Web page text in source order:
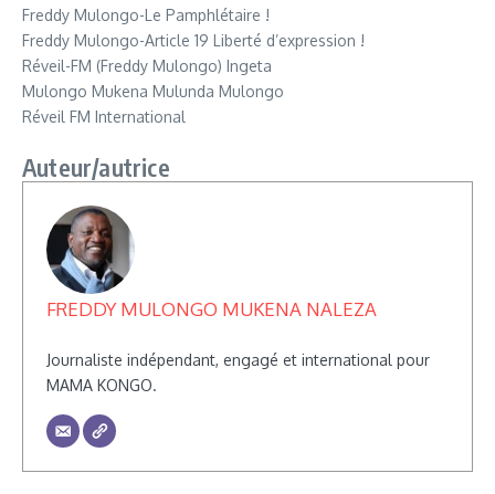
Freddy Mulongo-Le Pamphlétaire !
Freddy Mulongo-Article 19 Liberté d’expression !
Réveil-FM (Freddy Mulongo) Ingeta
Mulongo Mukena Mulunda Mulongo
Réveil FM International
Auteur/autrice
FREDDY MULONGO MUKENA NALEZA
Journaliste indépendant, engagé et international pour
MAMA KONGO.